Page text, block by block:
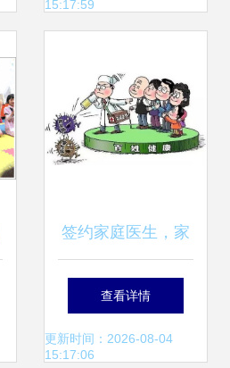
15:17:59
签约家庭医生，家
政服务双助力，共
筑健康园区暖心网
查看详情
更新时间：2026-08-04
15:17:06